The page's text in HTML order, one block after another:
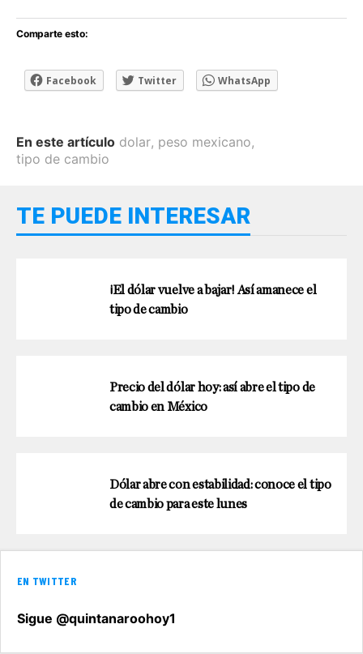
Comparte esto:
Facebook Twitter WhatsApp
En este artículo dolar, peso mexicano,
tipo de cambio
TE PUEDE INTERESAR
¡El dólar vuelve a bajar! Así amanece el
tipo de cambio
Precio del dólar hoy: así abre el tipo de
cambio en México
Dólar abre con estabilidad: conoce el tipo
de cambio para este lunes
EN TWITTER
Sigue @quintanaroohoy1